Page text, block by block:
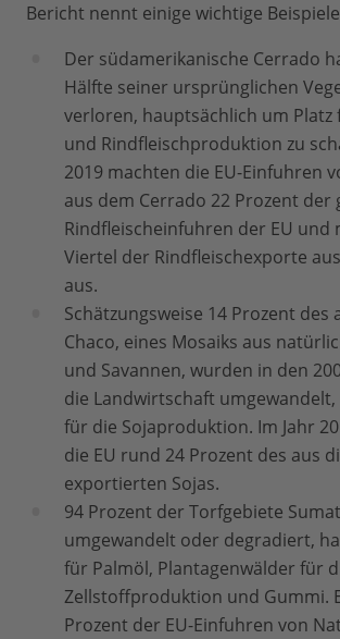
Bericht nennt einige wichtige
Der südamerikanische Cerrado
Hälfte seiner ursprünglichen
verloren, hauptsächlich um Platz
und Rindfleischproduktion zu
2019 machten die EU-Einfuhren
aus dem Cerrado 22 Prozent der
Rindfleischeinfuhren der EU und
Viertel der Rindfleischexporte
aus.
Schätzungsweise 14 Prozent des
Chaco, eines Mosaiks aus
und Savannen, wurden in den
die Landwirtschaft
für die Sojaproduktion. Im Jahr
die EU rund 24 Prozent des aus
exportierten Sojas.
94 Prozent der Torfgebiete
umgewandelt oder degradiert,
für Palmöl, Plantagenwälder für
Zellstoffproduktion und Gummi.
Prozent der EU-Einfuhren von